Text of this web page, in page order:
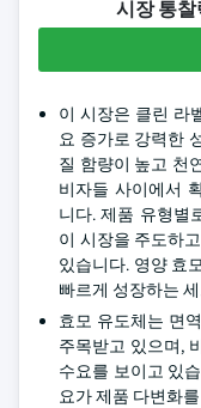
시장 통
이 시장은 클린 라
요 증가로 강력한
질 함량이 높고 천
비자들 사이에서
니다. 제품 유형별
이 시장을 주도하
있습니다. 영양 효
빠르게 성장하는
효모 유도체는 면
주목받고 있으며,
수요를 보이고 있
요가 제품 다변화